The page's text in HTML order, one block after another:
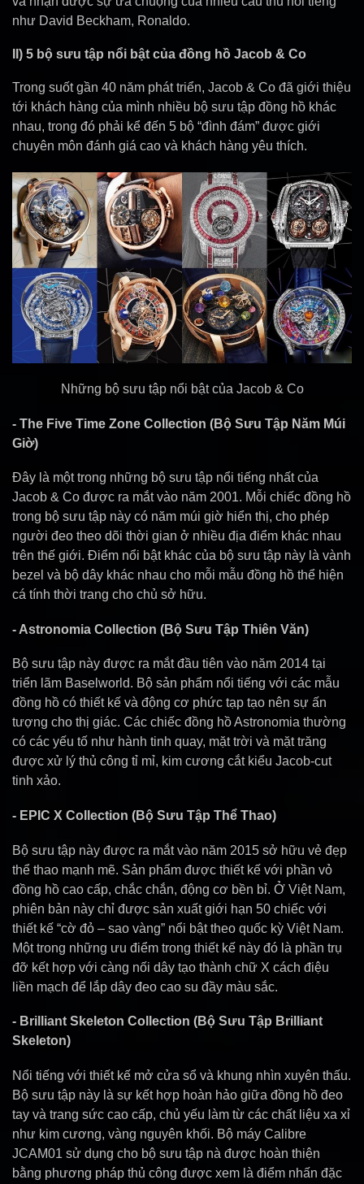
như David Beckham, Ronaldo.
II) 5 bộ sưu tập nổi bật của đồng hồ Jacob & Co
Trong suốt gần 40 năm phát triển, Jacob & Co đã giới thiệu
tới khách hàng của mình nhiều bộ sưu tập đồng hồ khác
nhau, trong đó phải kể đến 5 bộ “đình đám” được giới
chuyên môn đánh giá cao và khách hàng yêu thích.
Những bộ sưu tập nổi bật của Jacob & Co
- The Five Time Zone Collection (Bộ Sưu Tập Năm Múi
Giờ)
Đây là một trong những bộ sưu tập nổi tiếng nhất của
Jacob & Co được ra mắt vào năm 2001. Mỗi chiếc đồng hồ
trong bộ sưu tập này có năm múi giờ hiển thị, cho phép
người đeo theo dõi thời gian ở nhiều địa điểm khác nhau
trên thế giới. Điểm nổi bật khác của bộ sưu tập này là vành
bezel và bộ dây khác nhau cho mỗi mẫu đồng hồ thể hiện
cá tính thời trang cho chủ sở hữu.
- Astronomia Collection (Bộ Sưu Tập Thiên Văn)
Bộ sưu tập này được ra mắt đầu tiên vào năm 2014 tại
triển lãm Baselworld. Bộ sản phẩm nổi tiếng với các mẫu
đồng hồ có thiết kế và động cơ phức tạp tạo nên sự ấn
tượng cho thị giác. Các chiếc đồng hồ Astronomia thường
có các yếu tố như hành tinh quay, mặt trời và mặt trăng
được xử lý thủ công tỉ mỉ, kim cương cắt kiểu Jacob-cut
tinh xảo.
- EPIC X Collection (Bộ Sưu Tập Thể Thao)
Bộ sưu tập này được ra mắt vào năm 2015 sở hữu vẻ đẹp
thể thao mạnh mẽ. Sản phẩm được thiết kế với phần vỏ
đồng hồ cao cấp, chắc chắn, động cơ bền bỉ. Ở Việt Nam,
phiên bản này chỉ được sản xuất giới hạn 50 chiếc với
thiết kế “cờ đỏ – sao vàng” nổi bật theo quốc kỳ Việt Nam.
Một trong những ưu điểm trong thiết kế này đó là phần trụ
đỡ kết hợp với càng nối dây tạo thành chữ X cách điệu
liền mạch để lắp dây đeo cao su đầy màu sắc.
- Brilliant Skeleton Collection (Bộ Sưu Tập Brilliant
Skeleton)
Nổi tiếng với thiết kế mở cửa sổ và khung nhìn xuyên thấu.
Bộ sưu tập này là sự kết hợp hoàn hảo giữa đồng hồ đeo
tay và trang sức cao cấp, chủ yếu làm từ các chất liệu xa xỉ
như kim cương, vàng nguyên khối. Bộ máy Calibre
JCAM01 sử dụng cho bộ sưu tập nà được hoàn thiện
bằng phương pháp thủ công được xem là điểm nhấn đặc